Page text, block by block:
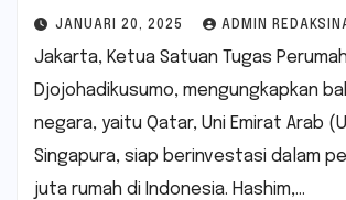
JANUARI 20, 2025 ADMIN
Jakarta, Ketua Satuan Tugas
Djojohadikusumo, mengungkapkan
negara, yaitu Qatar, Uni Emirat Arab
Singapura, siap berinvestasi dalam
juta rumah di Indonesia. Hashim,…